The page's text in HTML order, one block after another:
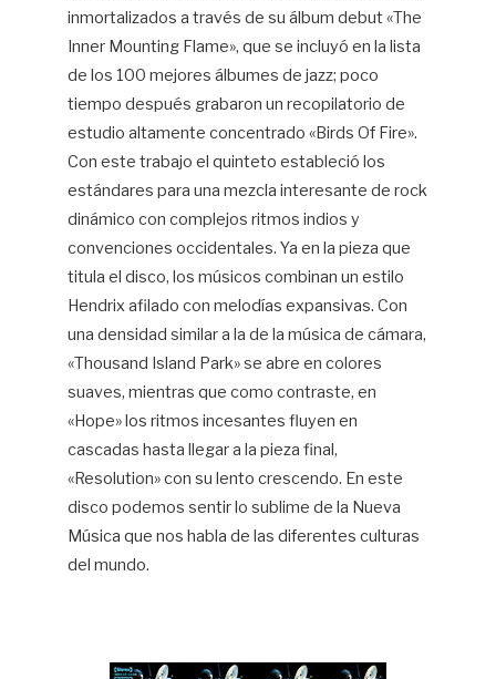
inmortalizados a través de su álbum debut «The
Inner Mounting Flame», que se incluyó en la lista
de los 100 mejores álbumes de jazz; poco
tiempo después grabaron un recopilatorio de
estudio altamente concentrado «Birds Of Fire».
Con este trabajo el quinteto estableció los
estándares para una mezcla interesante de rock
dinámico con complejos ritmos indios y
convenciones occidentales. Ya en la pieza que
titula el disco, los músicos combinan un estilo
Hendrix afilado con melodías expansivas. Con
una densidad similar a la de la música de cámara,
«Thousand Island Park» se abre en colores
suaves, mientras que como contraste, en
«Hope» los ritmos incesantes fluyen en
cascadas hasta llegar a la pieza final,
«Resolution» con su lento crescendo. En este
disco podemos sentir lo sublime de la Nueva
Música que nos habla de las diferentes culturas
del mundo.